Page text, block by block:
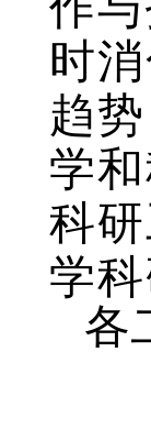
时
趋
学
科
学科
各